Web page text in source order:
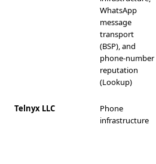
WhatsApp
message
transport
(BSP), and
phone-number
reputation
(Lookup)
Telnyx LLC
Phone
infrastructure